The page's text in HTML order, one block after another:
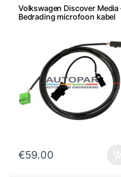
Volkswagen Discover Media
Bedrading microfoon kabel
€59.00